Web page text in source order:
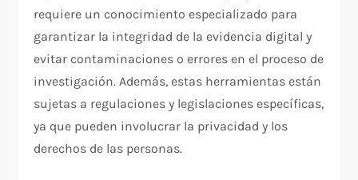
requiere un conocimiento especializado para
garantizar la integridad de la evidencia digital y
evitar contaminaciones o errores en el proceso de
investigación. Además, estas herramientas están
sujetas a regulaciones y legislaciones específicas,
ya que pueden involucrar la privacidad y los
derechos de las personas.